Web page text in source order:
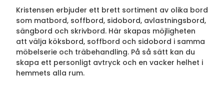
Kristensen erbjuder ett brett sortiment av olika bord
som matbord, soffbord, sidobord, avlastningsbord,
sängbord och skrivbord. Här skapas möjligheten
att välja köksbord, soffbord och sidobord i samma
möbelserie och träbehandling. På så sätt kan du
skapa ett personligt avtryck och en vacker helhet i
hemmets alla rum.